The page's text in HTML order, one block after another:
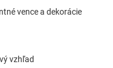
vence a dekorácie
vzhľad